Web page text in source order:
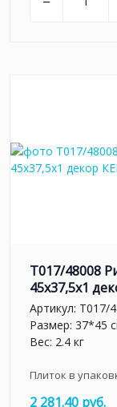
T017/48008
45x37,5x1
Артикул: T017/
Размер: 37*45
Вес: 2.4 кг
Плиток в
2 281.40 руб.